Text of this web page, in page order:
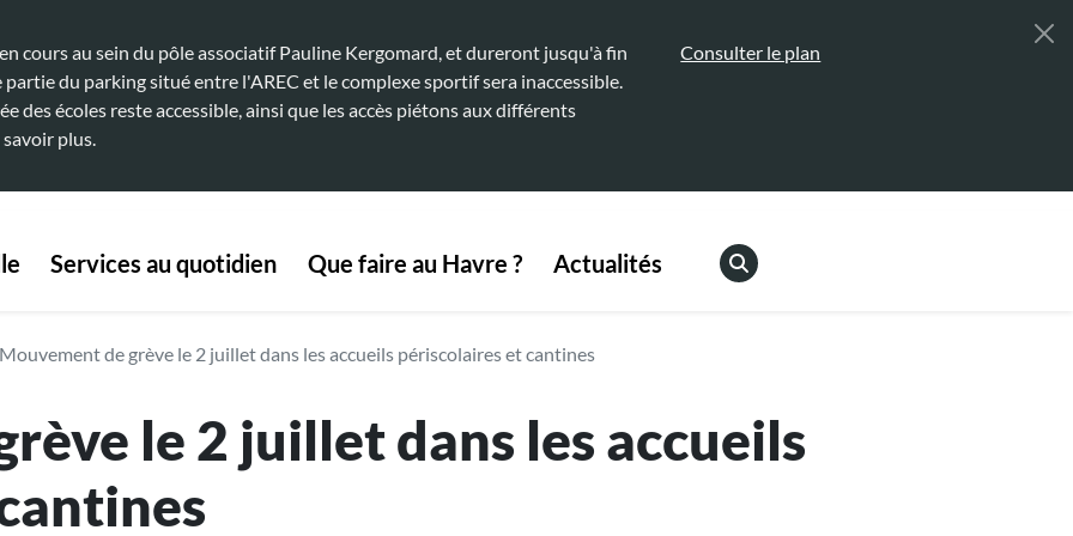
cours au sein du pôle associatif Pauline Kergomard, et dureront jusqu'à fin
du parking situé entre l'AREC et le complexe sportif sera inaccessible.
des écoles reste accessible, ainsi que les accès piétons aux différents
plus.
Consulter le plan
navigation
Services au quotidien Que faire au Havre ? Actualités
Mouvement de grève le 2 juillet dans les accueils périscolaires et cantines
le 2 juillet dans les accueils